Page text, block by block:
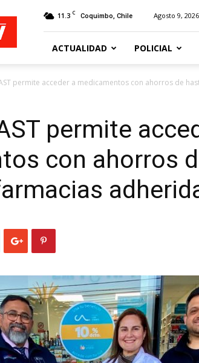
11.3 C Coquimbo, Chile Agosto 9,
ACTUALIDAD POLICIAL
permite acceder a medicamentos con ahorros de
permite
con ahorros